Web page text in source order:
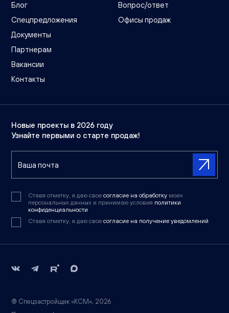
Блог
Спецпредложения
Документы
Партнерам
Вакансии
Контакты
Вопрос/ответ
Офисы продаж
Новые проекты в 2026 году
Узнайте первыми о старте продаж!
Ставя отметку, я даю свое согласие на обработку моих
персональных данных и принимаю условия политики
конфиденциальности
Ставя отметку, я даю свое согласие на получение уведомлений
® Спецзастройщик «КСМ», 2026